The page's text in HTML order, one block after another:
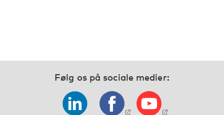
Følg os på sociale medier: